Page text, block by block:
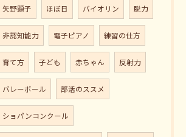
矢野顕子 ほぼ日 バイオリン 脱力
非認知能力 電子ピアノ 練習の仕方
育て方 子ども 赤ちゃん 反射力
バレーボール 部活のススメ
ショパンコンクール